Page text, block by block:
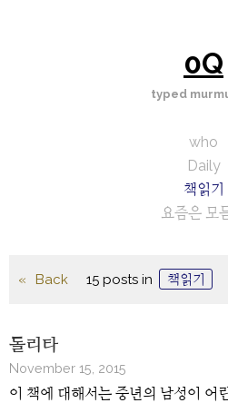
0Q
typed
who
Daily
책읽기
요즘은 모
Back 15 posts in 책읽기
롤리타
November 15, 2015
이 책에 대해서는 중년의 남성이 어